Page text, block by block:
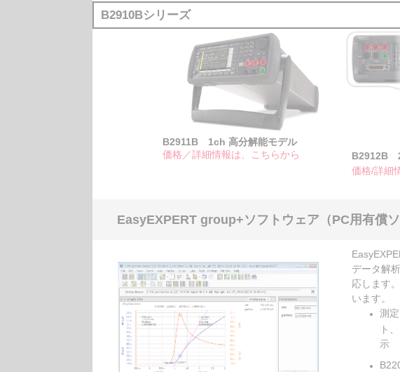
B2910Bシリーズ
B2911B 1ch 高分解能モデル
価格／詳細情報は、こちらから
B2912B
価格/詳細
EasyEXPERT group+ソフトウェア（PC用有償ソ
データ解
応します
います。
測
ト
示